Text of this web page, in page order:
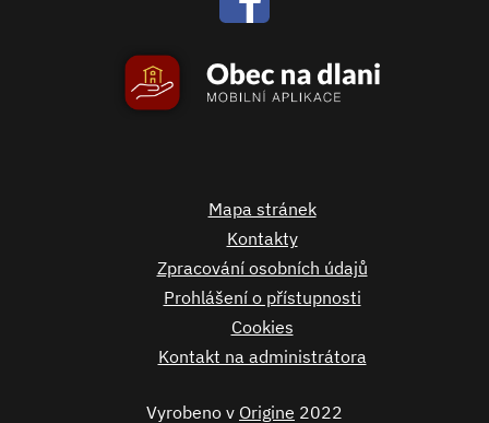
Mapa stránek
Kontakty
Zpracování osobních údajů
Prohlášení o přístupnosti
Cookies
Kontakt na administrátora
Vyrobeno v Origine 2022